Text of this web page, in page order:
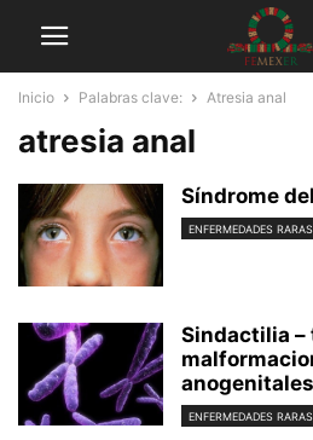
Inicio Palabras clave: Atresia anal
atresia anal
Síndrome
ENFERMEDADES RARAS
Sindactilia –
anogenitales
ENFERMEDADES RARAS